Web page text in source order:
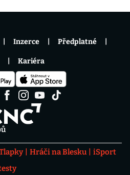
Hráči na Blesku
iSport
Inzerce Předplatné
Kariéra